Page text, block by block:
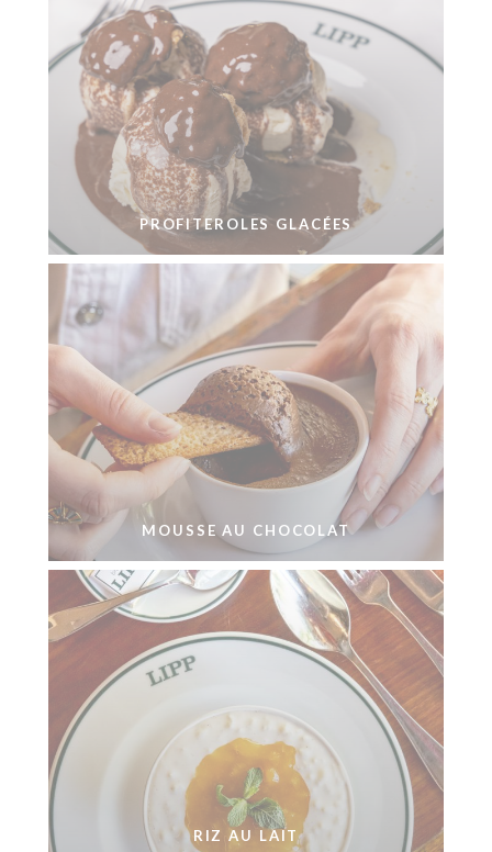
PROFITEROLES GLACÉES
MOUSSE AU CHOCOLAT
RIZ AU LAIT